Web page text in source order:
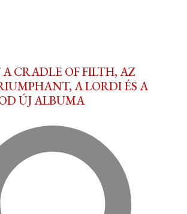
CRADLE OF FILTH, AZ
A LORDI ÉS A
ÚJ ALBUMA